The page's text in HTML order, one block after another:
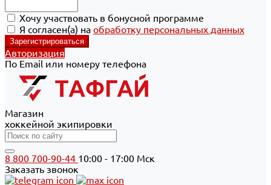
Хочу участвовать в бонусной программе
Я согласен(а) на обработку персональных данных
Авторизация
По Email или номеру телефона
Магазин
хоккейной экипировки
8 800 700-90-44 10:00 - 17:00 Мск
Заказать звонок